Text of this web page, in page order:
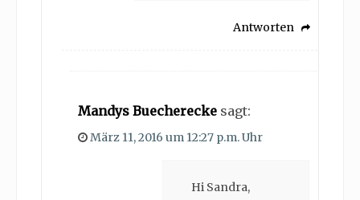
Antworten
Mandys Buecherecke sagt:
März 11, 2016 um 12:27 p.m. Uhr
Hi Sandra,